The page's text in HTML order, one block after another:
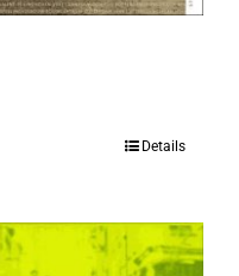
Details